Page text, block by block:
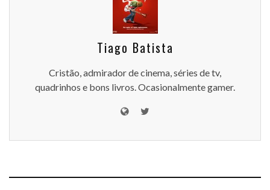
Tiago Batista
Cristão, admirador de cinema, séries de tv,
quadrinhos e bons livros. Ocasionalmente gamer.